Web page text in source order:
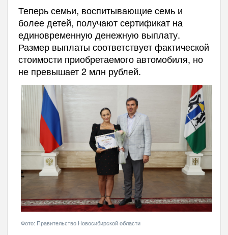
Теперь семьи, воспитывающие семь и
более детей, получают сертификат на
единовременную денежную выплату.
Размер выплаты соответствует фактической
стоимости приобретаемого автомобиля, но
не превышает 2 млн рублей.
Фото: Правительство Новосибирской области